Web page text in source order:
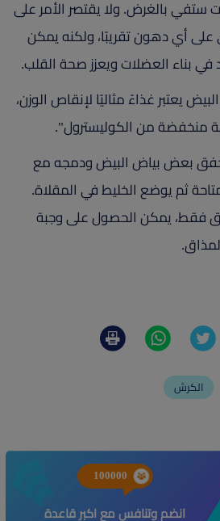
ستفي بالغرض. ولا يقتصر الأمر على
على أي دهون تقريبًا، ولكنه يمكن
بناء العضلات ويعزز صحة القلب.
يعتبر غذاءً مثاليًا لإنقاص الوزن،
منخفضة من الكوليسترول".
بعض بياض البيض ودمجه مع
ثم يوضع الخليط في المقلاة.
فقط، يمكن الحصول على وجبة
الكرش
100000
انضم وتنافس مع اكبر قاعدة